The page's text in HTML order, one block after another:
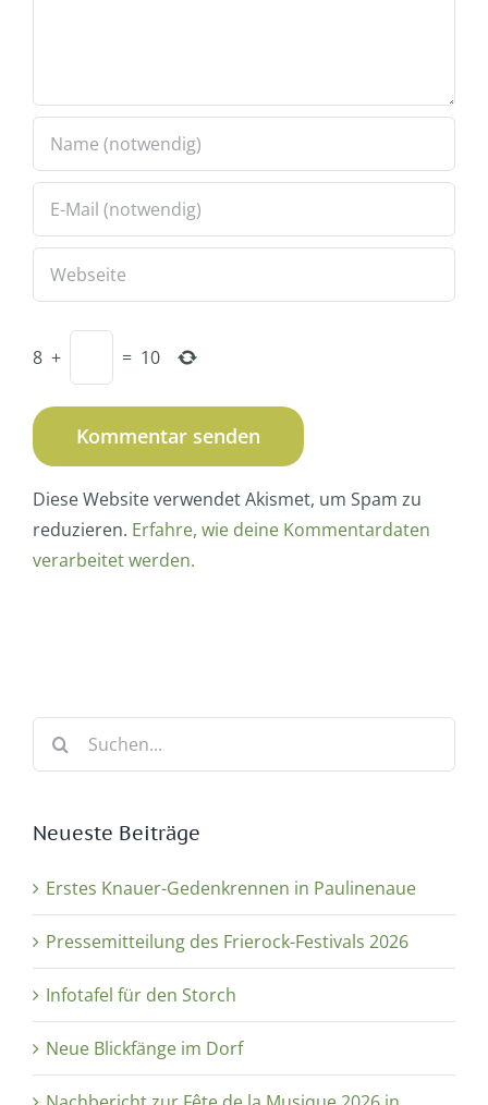
8 + = 10
Diese Website verwendet Akismet, um Spam zu
reduzieren. Erfahre, wie deine Kommentardaten
verarbeitet werden.
Suche
Neueste Beiträge
Erstes Knauer-Gedenkrennen in Paulinenaue
Pressemitteilung des Frierock-Festivals 2026
Infotafel für den Storch
Neue Blickfänge im Dorf